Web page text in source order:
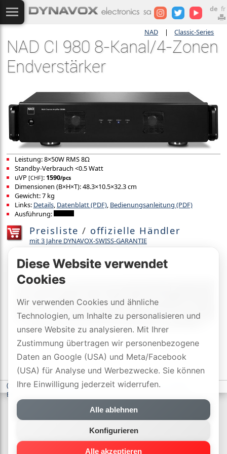
de fr
NAD | Classic-Series
NAD CI 980 8-Kanal/4-Zonen
Endverstärker
Leistung: 8×50W RMS 8Ω
Standby-Verbrauch <0.5 Watt
uVP [CHF]: 1590/pcs
Dimensionen (B×H×T): 48.3×10.5×32.3 cm
Gewicht: 7 kg
Links: Details, Datenblatt (PDF), Bedienungsanleitung (PDF)
Ausführung:
Preisliste / offizielle Händler
mit 3 Jahre DYNAVOX-SWISS-GARANTIE
(c) DYNAVOX electronics AG-Datenschutzerklärung
Einstellungen
Diese Website verwendet
Cookies
Wir verwenden Cookies und ähnliche
Technologien, um Inhalte zu personalisieren und
unsere Website zu analysieren. Mit Ihrer
Zustimmung übertragen wir personenbezogene
Daten an Google (USA) und Meta/Facebook
(USA) für Analyse und Werbezwecke. Sie können
Ihre Einwilligung jederzeit widerrufen.
Alle ablehnen
Konfigurieren
Alle akzeptieren